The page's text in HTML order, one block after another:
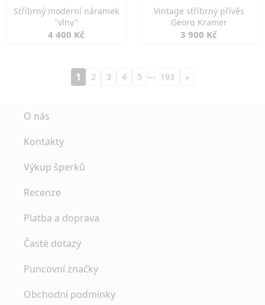
Stříbrný moderní náramek
"vlny"
4 400 Kč
Vintage stříbrný přívěs
Georg Kramer
3 900 Kč
1 2 3 4 5 … 193 »
O nás
Kontakty
Výkup šperků
Recenze
Platba a doprava
Časté dotazy
Puncovní značky
Obchodní podmínky